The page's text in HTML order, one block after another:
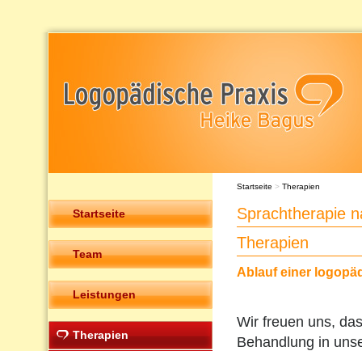
Startseite
Team
Leistungen
Therapien
Startseite > Therapien
Sprachtherapie
Therapien
Ablauf einer
Wir freuen uns,
Behandlung in